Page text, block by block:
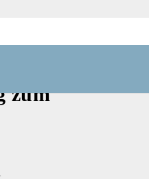
für
zum